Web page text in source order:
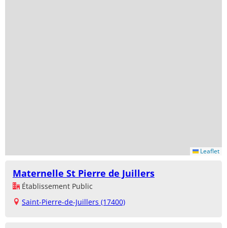
Leaflet
Maternelle St Pierre de Juillers
Établissement Public
Saint-Pierre-de-Juillers (17400)